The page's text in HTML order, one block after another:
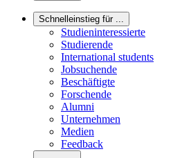
Schnelleinstieg für ...
Studieninteressierte
Studierende
International students
Jobsuchende
Beschäftigte
Forschende
Alumni
Unternehmen
Medien
Feedback